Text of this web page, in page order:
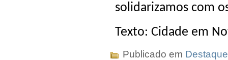
solidarizamos com
Texto: Cidade em
Publicado em